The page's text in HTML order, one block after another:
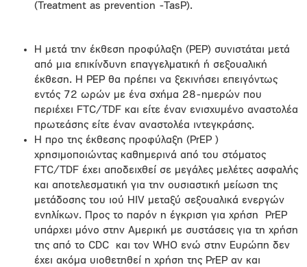
(Treatment as prevention -TasP).
Η μετά την έκθεση προφύλαξη (PEP) συνιστάται μετά
από μια επικίνδυνη επαγγελματική ή σεξουαλική
έκθεση. Η PEP θα πρέπει να ξεκινήσει επειγόντως
εντός 72 ωρών με ένα σχήμα 28-ημερών που
περιέχει FTC/TDF και είτε έναν ενισχυμένο αναστολέα
πρωτεάσης είτε έναν αναστολέα ιντεγκράσης.
Η προ της έκθεσης προφύλαξη (PrEP )
χρησιμοποιώντας καθημερινά από του στόματος
FTC/TDF έχει αποδειχθεί σε μεγάλες μελέτες ασφαλής
και αποτελεσματική για την ουσιαστική μείωση της
μετάδοσης του ιού HIV μεταξύ σεξουαλικά ενεργών
ενηλίκων. Προς το παρόν η έγκριση για χρήση PrEP
υπάρχει μόνο στην Αμερική με συστάσεις για τη χρήση
της από το CDC και τον WHO ενώ στην Ευρώπη δεν
έχει ακόμα υιοθετηθεί η χρήση της PrEP αν και